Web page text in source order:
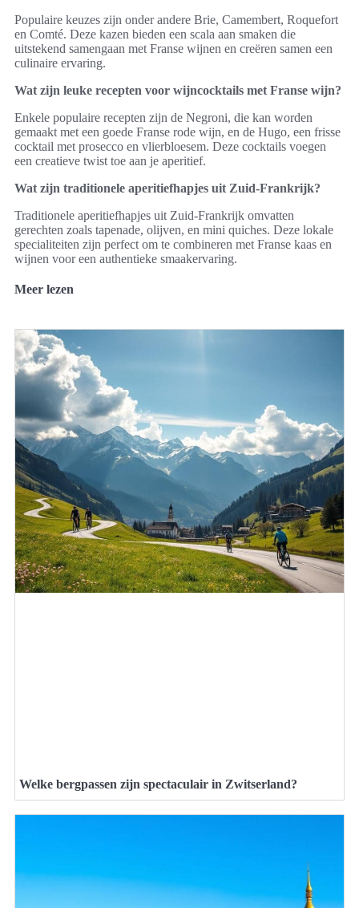
Populaire keuzes zijn onder andere Brie, Camembert, Roquefort
en Comté. Deze kazen bieden een scala aan smaken die
uitstekend samengaan met Franse wijnen en creëren samen een
culinaire ervaring.
Wat zijn leuke recepten voor wijncocktails met Franse wijn?
Enkele populaire recepten zijn de Negroni, die kan worden
gemaakt met een goede Franse rode wijn, en de Hugo, een frisse
cocktail met prosecco en vlierbloesem. Deze cocktails voegen
een creatieve twist toe aan je aperitief.
Wat zijn traditionele aperitiefhapjes uit Zuid-Frankrijk?
Traditionele aperitiefhapjes uit Zuid-Frankrijk omvatten
gerechten zoals tapenade, olijven, en mini quiches. Deze lokale
specialiteiten zijn perfect om te combineren met Franse kaas en
wijnen voor een authentieke smaakervaring.
Meer lezen
Welke bergpassen zijn spectaculair in Zwitserland?